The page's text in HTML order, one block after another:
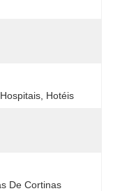
Hotéis
De Cortinas